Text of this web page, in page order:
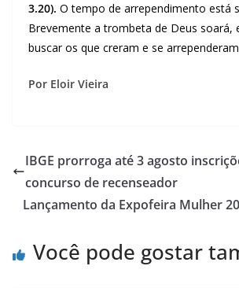
3.20). O tempo de arrependimento está
Brevemente a trombeta de Deus soará,
buscar os que creram e se
Por Eloir Vieira
IBGE prorroga até 3 agosto
concurso de recenseador
Lançamento da Expofeira Mulher
Você pode gostar